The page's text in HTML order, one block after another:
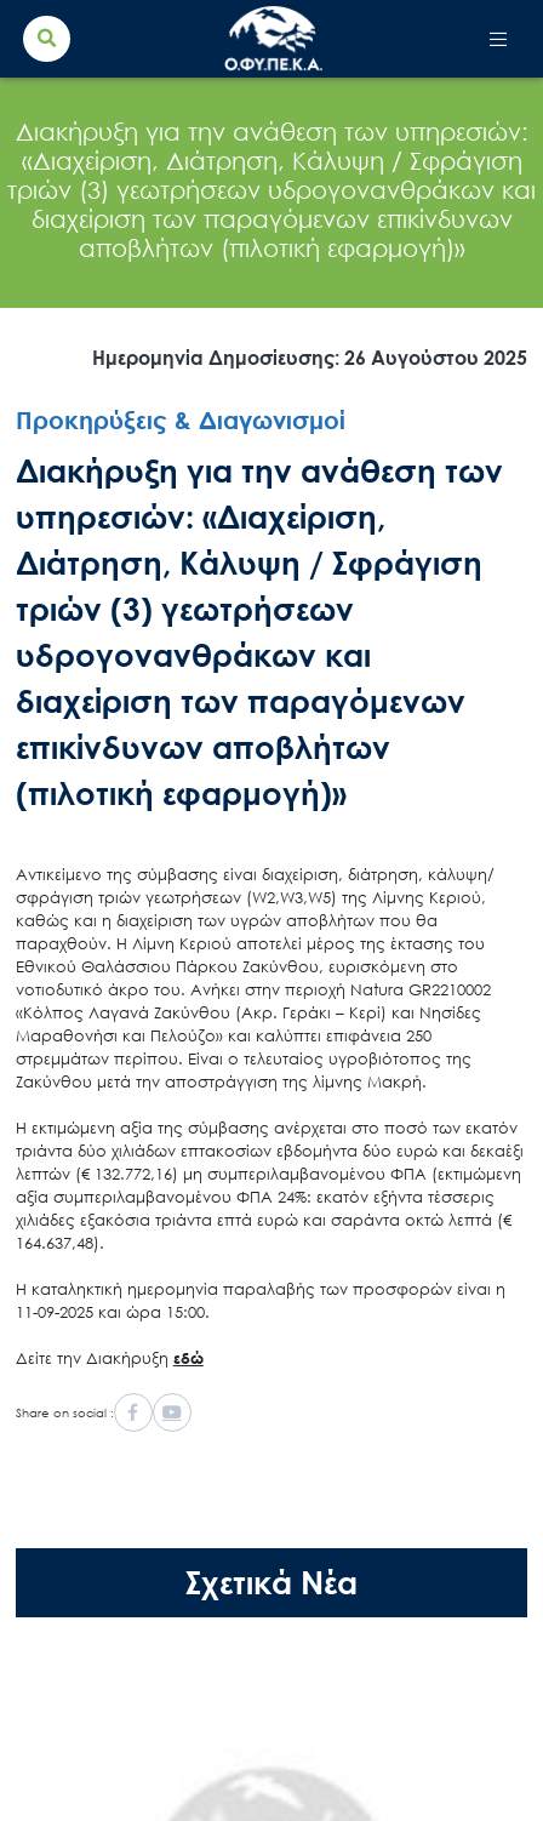
Search
for:
Διακήρυξη για την ανάθεση των υπηρεσιών:
«Διαχείριση, Διάτρηση, Κάλυψη / Σφράγιση
τριών (3) γεωτρήσεων υδρογονανθράκων και
διαχείριση των παραγόμενων επικίνδυνων
αποβλήτων (πιλοτική εφαρμογή)»
Ημερομηνία Δημοσίευσης: 26 Αυγούστου 2025
Προκηρύξεις & Διαγωνισμοί
Διακήρυξη για την ανάθεση των
υπηρεσιών: «Διαχείριση,
Διάτρηση, Κάλυψη / Σφράγιση
τριών (3) γεωτρήσεων
υδρογονανθράκων και
διαχείριση των παραγόμενων
επικίνδυνων αποβλήτων
(πιλοτική εφαρμογή)»
Αντικείμενο της σύμβασης είναι διαχείριση, διάτρηση, κάλυψη/
σφράγιση τριών γεωτρήσεων (W2,W3,W5) της Λίμνης Κεριού,
καθώς και η διαχείριση των υγρών αποβλήτων που θα
παραχθούν. Η Λίμνη Κεριού αποτελεί μέρος της έκτασης του
Εθνικού Θαλάσσιου Πάρκου Ζακύνθου, ευρισκόμενη στο
νοτιοδυτικό άκρο του. Ανήκει στην περιοχή Natura GR2210002
«Κόλπος Λαγανά Ζακύνθου (Ακρ. Γεράκι – Κερί) και Νησίδες
Μαραθονήσι και Πελούζο» και καλύπτει επιφάνεια 250
στρεμμάτων περίπου. Είναι ο τελευταίος υγροβιότοπος της
Ζακύνθου μετά την αποστράγγιση της λίμνης Μακρή.
Η εκτιμώμενη αξία της σύμβασης ανέρχεται στο ποσό των εκατόν
τριάντα δύο χιλιάδων επτακοσίων εβδομήντα δύο ευρώ και δεκαέξι
λεπτών (€ 132.772,16) μη συμπεριλαμβανομένου ΦΠΑ (εκτιμώμενη
αξία συμπεριλαμβανομένου ΦΠΑ 24%: εκατόν εξήντα τέσσερις
χιλιάδες εξακόσια τριάντα επτά ευρώ και σαράντα οκτώ λεπτά (€
164.637,48).
Η καταληκτική ημερομηνία παραλαβής των προσφορών είναι η
11-09-2025 και ώρα 15:00.
Δείτε την Διακήρυξη εδώ
Share on social :
Σχετικά Νέα